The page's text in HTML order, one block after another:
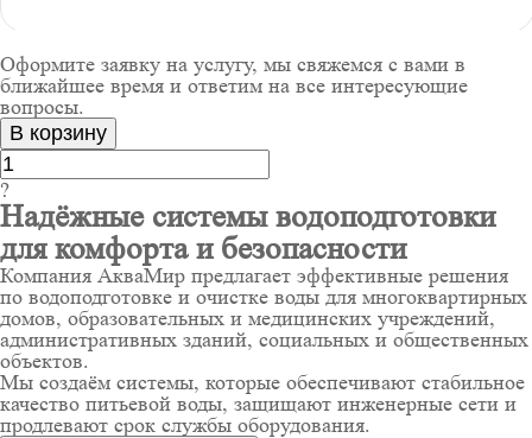
Оформите заявку на услугу, мы свяжемся с вами в
ближайшее время и ответим на все интересующие
вопросы.
В корзину
?
Надёжные системы водоподготовки
для комфорта и безопасности
Компания АкваМир предлагает эффективные решения
по водоподготовке и очистке воды для многоквартирных
домов, образовательных и медицинских учреждений,
административных зданий, социальных и общественных
объектов.
Мы создаём системы, которые обеспечивают стабильное
качество питьевой воды, защищают инженерные сети и
продлевают срок службы оборудования.